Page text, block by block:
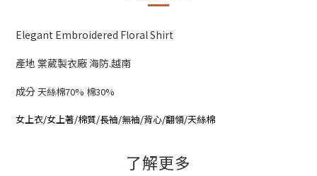
Elegant Embroidered Floral Shirt
產地 棠葳製衣廠 海防.越南
成分天絲棉70% 棉30%
女上衣/女上著/棉質/長袖/無袖/背心/翻領/天絲棉
了解更多